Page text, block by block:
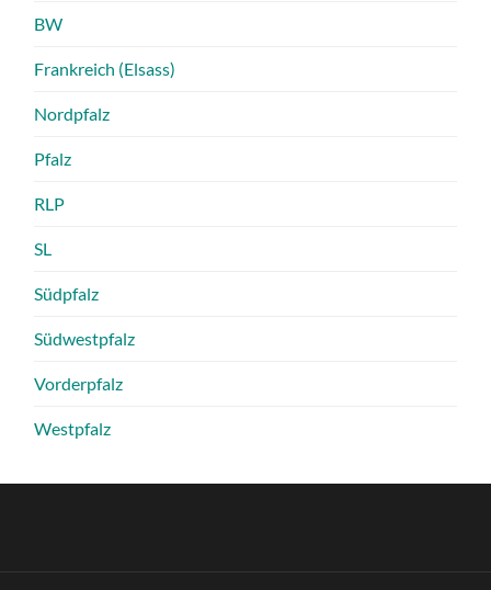
BW
Frankreich (Elsass)
Nordpfalz
Pfalz
RLP
SL
Südpfalz
Südwestpfalz
Vorderpfalz
Westpfalz